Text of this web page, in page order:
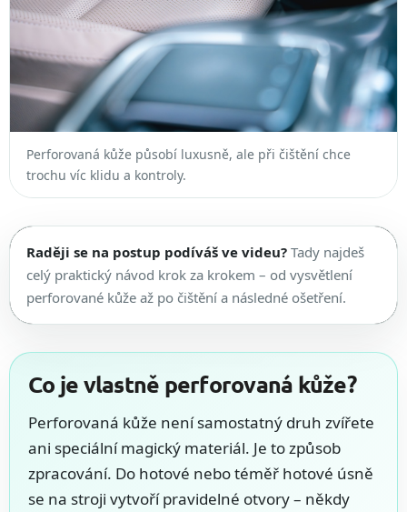
Perforovaná kůže působí luxusně, ale při čištění chce
trochu víc klidu a kontroly.
Raději se na postup podíváš ve videu? Tady najdeš
celý praktický návod krok za krokem – od vysvětlení
perforované kůže až po čištění a následné ošetření.
Co je vlastně perforovaná kůže?
Perforovaná kůže není samostatný druh zvířete
ani speciální magický materiál. Je to způsob
zpracování. Do hotové nebo téměř hotové úsně
se na stroji vytvoří pravidelné otvory – někdy